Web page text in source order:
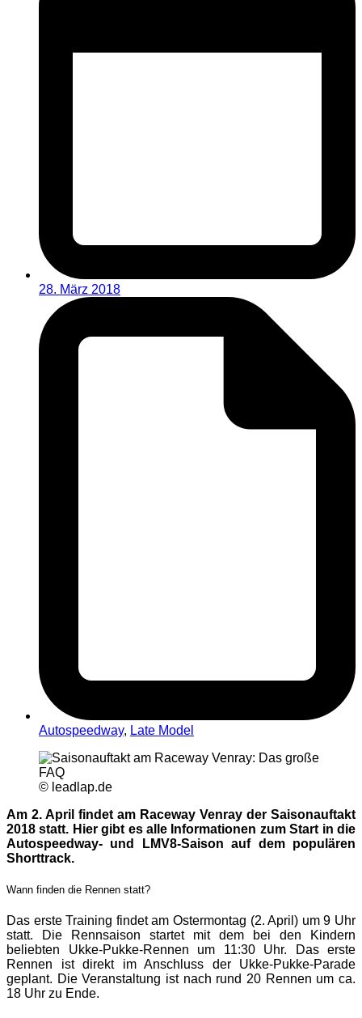
28. März 2018
Autospeedway, Late Model
© leadlap.de
Am 2. April findet am Raceway Venray der Saisonauftakt
2018 statt. Hier gibt es alle Informationen zum Start in die
Autospeedway- und LMV8-Saison auf dem populären
Shorttrack.
Wann finden die Rennen statt?
Das erste Training findet am Ostermontag (2. April) um 9 Uhr
statt. Die Rennsaison startet mit dem bei den Kindern
beliebten Ukke-Pukke-Rennen um 11:30 Uhr. Das erste
Rennen ist direkt im Anschluss der Ukke-Pukke-Parade
geplant. Die Veranstaltung ist nach rund 20 Rennen um ca.
18 Uhr zu Ende.